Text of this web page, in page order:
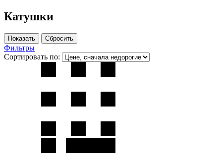
Катушки
Фильтры
Сортировать по: